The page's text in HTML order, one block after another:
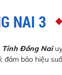
NAI 3
Tỉnh Đồng Nai
đảm bảo hiệu